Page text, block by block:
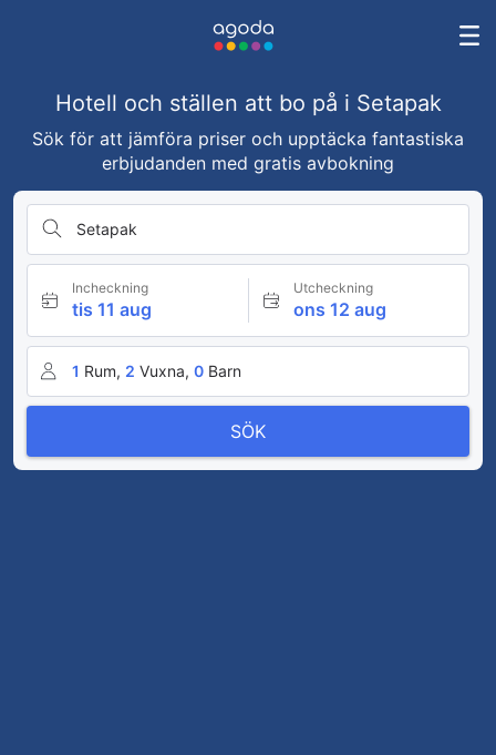
Hotell och ställen att bo på i Setapak
Sök för att jämföra priser och upptäcka fantastiska
erbjudanden med gratis avbokning
Setapak
Incheckning
tis 11 aug
Utcheckning
ons 12 aug
1 Rum, 2 Vuxna, 0 Barn
SÖK